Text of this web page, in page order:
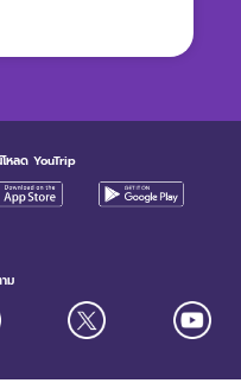
หลด YouTrip
ม